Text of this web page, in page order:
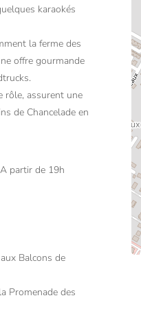
karaokés
la ferme des
offre gourmande
rôle, assurent une
de Chancelade en
partir de 19h
Balcons de
Promenade des